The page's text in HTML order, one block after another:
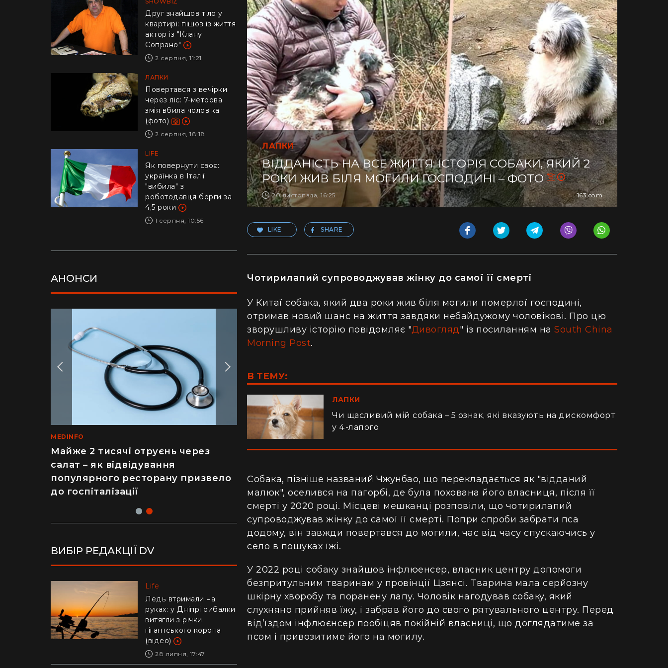
Друг знайшов тіло у
квартирі: пішов із життя
актор із "Клану
Сопрано"
2 серпня, 11:21
ЛАПКИ
Повертався з вечірки
через ліс: 7-метрова
змія вбила чоловіка
(фото)
2 серпня, 18:18
LIFE
​Як повернути своє:
українка в Італії
"вибила" з
роботодавця борги за
4,5 роки
1 серпня, 10:56
АНОНСИ
LIFE
Рік ремонту хати за $8 тисяч:
українка показала перевтілення
сільського будинку (фото)
MEDINFO
Майже 2 тисячі отруєнь через
салат – як відвідування
популярного ресторану призвело
до госпіталізації
ВИБІР РЕДАКЦІЇ DV
Life
Українців попередили
про аферу з
відключенням
електроенергії
30 липня, 10:57
Life
Ледь втримали на
руках: у Дніпрі рибалки
витягли з річки
гігантського коропа
(відео)
28 липня, 17:47
ЛАПКИ
ВІДДАНІСТЬ НА ВСЕ ЖИТТЯ: ІСТОРІЯ СОБАКИ, ЯКИЙ 2
РОКИ ЖИВ БІЛЯ МОГИЛИ ГОСПОДИНІ – ФОТО
20 листопада, 16:25 163.com
LIKE SHARE
Чотирилапий супроводжував жінку до самої її смерті
У Китаї собака, який два роки жив біля могили померлої господині,
отримав новий шанс на життя завдяки небайдужому чоловікові. Про цю
зворушливу історію повідомляє "Дивогляд" із посиланням на South China
Morning Post.
В ТЕМУ:
ЛАПКИ
Чи щасливий мій собака – 5 ознак, які вказують на дискомфорт
у 4-лапого
Собака, пізніше названий Чжунбао, що перекладається як "відданий
малюк", оселився на пагорбі, де була похована його власниця, після її
смерті у 2020 році. Місцеві мешканці розповіли, що чотирилапий
супроводжував жінку до самої її смерті. Попри спроби забрати пса
додому, він завжди повертався до могили, час від часу спускаючись у
село в пошуках їжі.
У 2022 році собаку знайшов інфлюенсер, власник центру допомоги
безпритульним тваринам у провінції Цзянсі. Тварина мала серйозну
шкірну хворобу та поранену лапу. Чоловік нагодував собаку, який
слухняно прийняв їжу, і забрав його до свого рятувального центру. Перед
від’їздом інфлюєнсер пообіцяв покійній власниці, що доглядатиме за
псом і привозитиме його на могилу.